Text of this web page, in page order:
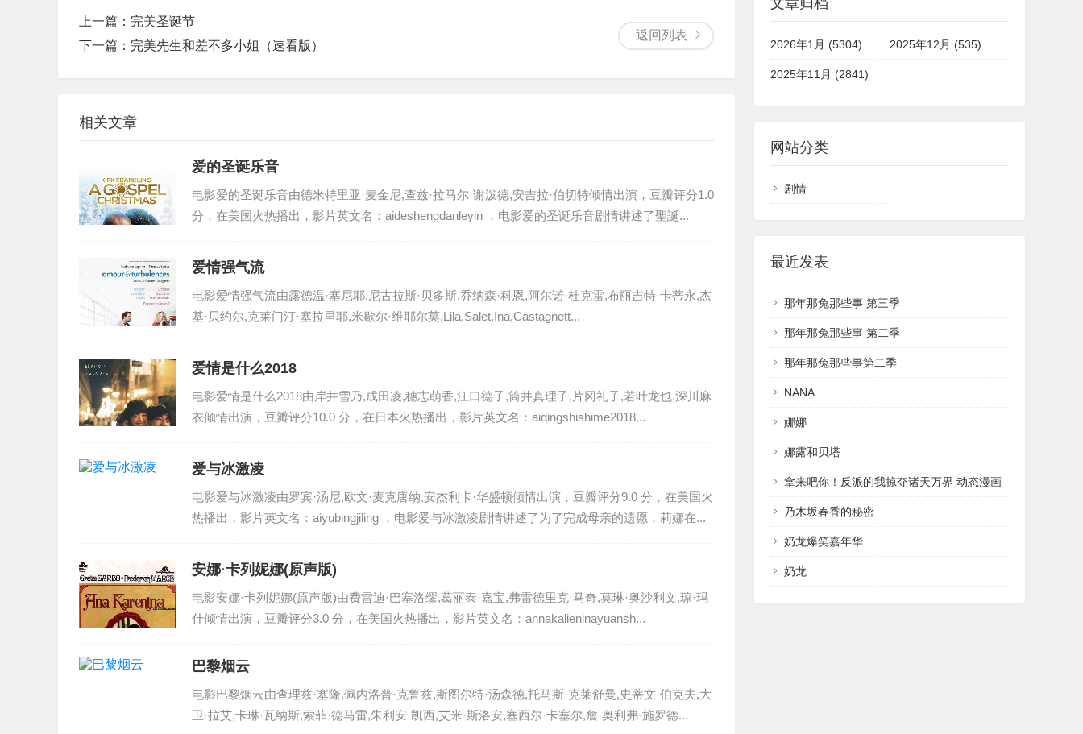
返回列表
上一篇： 完美圣诞节
下一篇： 完美先生和差不多小姐（速看版）
相关文章
爱的圣诞乐音
电影爱的圣诞乐音由德米特里亚·麦金尼,查兹·拉马尔·谢泼德,安吉拉·伯切特倾情出演，豆瓣评分1.0
分，在美国火热播出，影片英文名：aideshengdanleyin ，电影爱的圣诞乐音剧情讲述了聖誕...
爱情强气流
电影爱情强气流由露德温·塞尼耶,尼古拉斯·贝多斯,乔纳森·科恩,阿尔诺·杜克雷,布丽吉特·卡蒂永,杰
基·贝约尔,克莱门汀·塞拉里耶,米歇尔·维耶尔莫,Lila,Salet,Ina,Castagnett...
爱情是什么2018
电影爱情是什么2018由岸井雪乃,成田凌,穗志萌香,江口德子,筒井真理子,片冈礼子,若叶龙也,深川麻
衣倾情出演，豆瓣评分10.0 分，在日本火热播出，影片英文名：aiqingshishime2018...
爱与冰激凌
电影爱与冰激凌由罗宾·汤尼,欧文·麦克唐纳,安杰利卡·华盛顿倾情出演，豆瓣评分9.0 分，在美国火
热播出，影片英文名：aiyubingjiling ，电影爱与冰激凌剧情讲述了为了完成母亲的遗愿，莉娜在...
安娜·卡列妮娜(原声版)
电影安娜·卡列妮娜(原声版)由费雷迪·巴塞洛缪,葛丽泰·嘉宝,弗雷德里克·马奇,莫琳·奥沙利文,琼·玛
什倾情出演，豆瓣评分3.0 分，在美国火热播出，影片英文名：annakalieninayuansh...
巴黎烟云
电影巴黎烟云由查理兹·塞隆,佩内洛普·克鲁兹,斯图尔特·汤森德,托马斯·克莱舒曼,史蒂文·伯克夫,大
卫·拉艾,卡琳·瓦纳斯,索菲·德马雷,朱利安·凯西,艾米·斯洛安,塞西尔·卡塞尔,詹·奥利弗·施罗德...
文章归档
2026年1月 (5304) 2025年12月 (535)
2025年11月 (2841)
网站分类
剧情
最近发表
那年那兔那些事 第三季
那年那兔那些事 第二季
那年那兔那些事第二季
NANA
娜娜
娜露和贝塔
拿来吧你！反派的我掠夺诸天万界 动态漫画
乃木坂春香的秘密
奶龙爆笑嘉年华
奶龙